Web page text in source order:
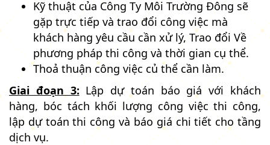
Kỹ thuật của Công Ty Môi Trường Đông sẽ
gặp trực tiếp và trao đổi công việc mà
khách hàng yêu cầu cần xử lý, Trao đổi Về
phương pháp thi công và thời gian cụ thể.
Thoả thuận công việc củ thể cần làm.
Giai đoạn 3: Lập dự toán báo giá với khách
hàng, bóc tách khối lượng công việc thi công,
lập dự toán thi công và báo giá chi tiết cho tầng
dịch vụ.